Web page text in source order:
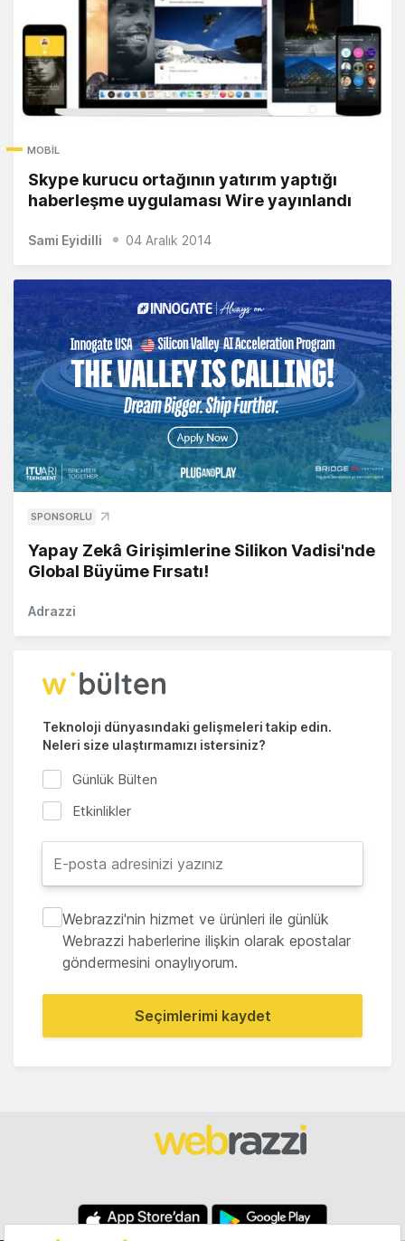
MOBIL
Skype kurucu ortağının yatırım yaptığı
haberleşme uygulaması Wire yayınlandı
Sami Eyidilli 04 Aralık 2014
SPONSORLU
Yapay Zekâ Girişimlerine Silikon Vadisi'nde
Global Büyüme Fırsatı!
Adrazzi
Teknoloji dünyasındaki gelişmeleri takip edin.
Neleri size ulaştırmamızı istersiniz?
Günlük Bülten
Etkinlikler
Webrazzi'nin hizmet ve ürünleri ile günlük
Webrazzi haberlerine ilişkin olarak epostalar
göndermesini onaylıyorum.
Seçimlerimi kaydet